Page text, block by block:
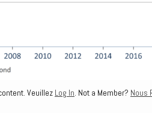
Veuillez Log In . Not a Member? Nous